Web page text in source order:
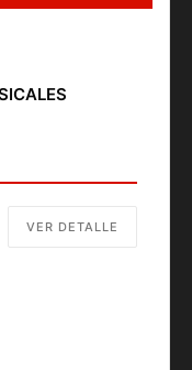
VER DETALLE